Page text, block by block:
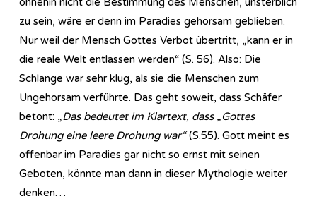
zu sein, wäre er denn im Paradies gehorsam geblieben.
Nur weil der Mensch Gottes Verbot übertritt, „kann er in
die reale Welt entlassen werden“ (S. 56). Also: Die
Schlange war sehr klug, als sie die Menschen zum
Ungehorsam verführte. Das geht soweit, dass Schäfer
betont: „Das bedeutet im Klartext, dass „Gottes
Drohung eine leere Drohung war“(S.55). Gott meint es
offenbar im Paradies gar nicht so ernst mit seinen
Geboten, könnte man dann in dieser Mythologie weiter
denken…